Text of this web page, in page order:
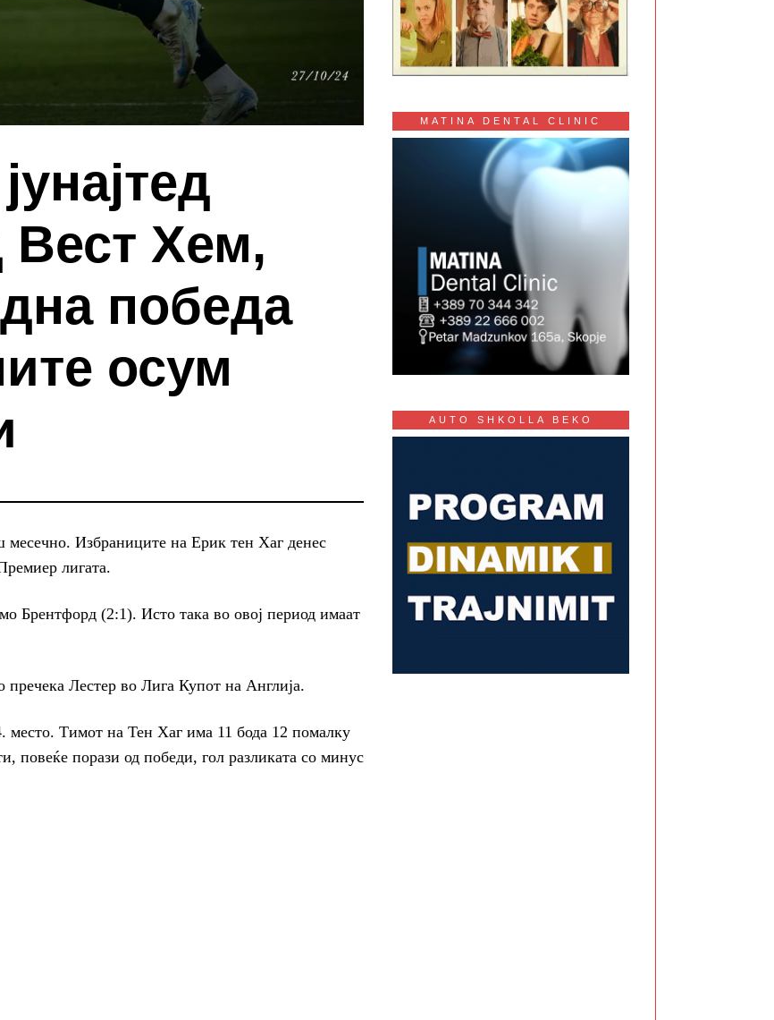
Вест Хем,
победа
осум
месечно. Избраниците на Ерик тен Хаг денес
лигата.
Брентфорд (2:1). Исто така во овој период имаат
пречека Лестер во Лига Купот на Англија.
место. Тимот на Тен Хаг има 11 бода 12 помалку
повеќе порази од победи, гол разликата со минус
MATINA DENTAL CLINIC
AUTO SHKOLLA BEKO